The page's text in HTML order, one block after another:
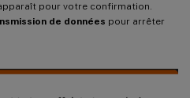
pour votre confirmation.
de données pour arrêter